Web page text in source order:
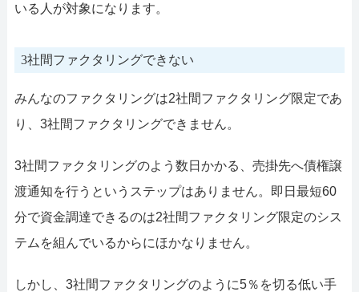
いる人が対象になります。
3社間ファクタリングできない
みんなのファクタリングは2社間ファクタリング限定であ
り、3社間ファクタリングできません。
3社間ファクタリングのよう数日かかる、売掛先へ債権譲
渡通知を行うというステップはありません。即日最短60
分で資金調達できるのは2社間ファクタリング限定のシス
テムを組んでいるからにほかなりません。
しかし、3社間ファクタリングのように5％を切る低い手